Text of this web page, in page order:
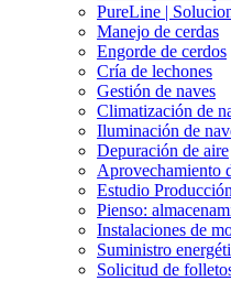
PureLine |
Manejo de cerdas
Engorde de cerdos
Cría de lechones
Gestión de naves
Climatización de
Iluminación de
Depuración de aire
Aprovechamiento
Estudio
Pienso:
Instalaciones de
Suministro
Solicitud de